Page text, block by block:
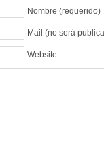
Nombre (requerido)
Mail (no será
Website